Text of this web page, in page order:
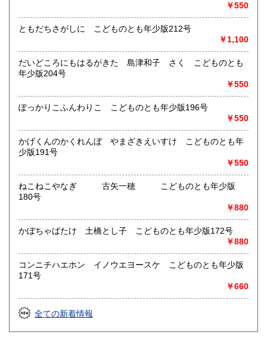
の他）
￥550
ともだちさがしに こどものとも年少版212号
￥1,100
だいどころにもはるがきた 島津和子 さく こどものとも
年少版204号
￥550
ぽっかりこふんわりこ こどものとも年少版196号
￥550
かげくんのかくれんぼ やまざきえいすけ こどものとも年
少版191号
￥550
ねこねこやなぎ 古矢一穂 こどものとも年少版
180号
￥880
かぼちゃばたけ 土橋とし子 こどものとも年少版172号
￥880
コンニチハエホン イノウエヨースケ こどものとも年少版
171号
￥660
全ての新着情報